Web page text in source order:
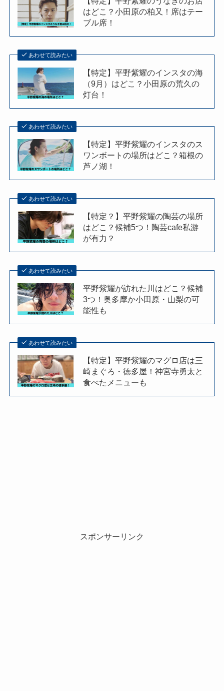
はどこ？小田原の柏又！席はテー
ブル席！
あわせて読みたい
【特定】平野紫耀のインスタの海
（9月）はどこ？小田原の荒久の
灯台！
あわせて読みたい
【特定】平野紫耀のインスタのス
ワンボートの場所はどこ？箱根の
芦ノ湖！
あわせて読みたい
【特定？】平野紫耀の陶芸の場所
はどこ？候補5つ！陶芸cafe私游
が有力？
あわせて読みたい
平野紫耀が訪れた川はどこ？候補
3つ！奥多摩か小田原・山梨の可
能性も
あわせて読みたい
【特定】平野紫耀のマグロ店は三
崎まぐろ・徳多屋！神宮寺勇太と
食べたメニューも
スポンサーリンク